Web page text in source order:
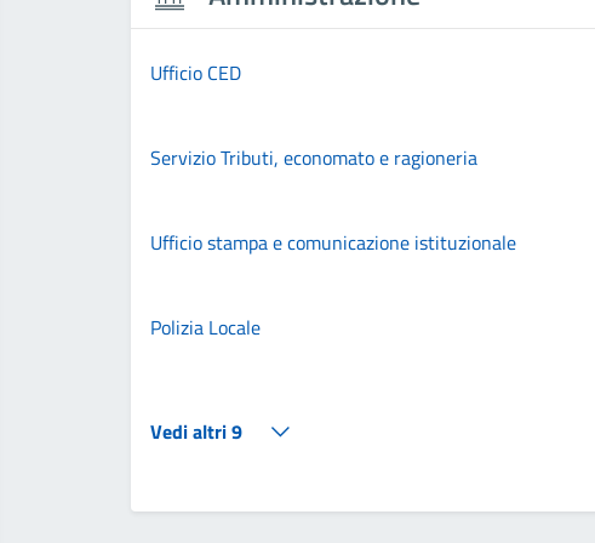
Ufficio CED
Servizio Tributi, economato e ragioneria
Ufficio stampa e comunicazione istituzionale
Polizia Locale
Vedi altri 9